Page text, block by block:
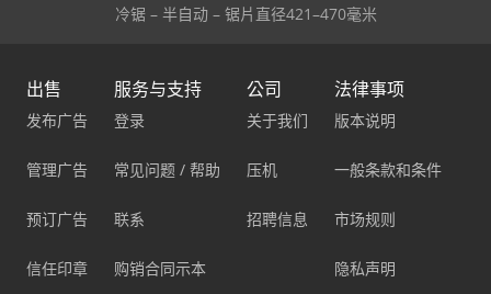
冷锯 – 半自动 – 锯片直径421–470毫米
出售
发布广告
管理广告
预订广告
信任印章
服务与支持
登录
常见问题 / 帮助
联系
购销合同示本
公司
关于我们
压机
招聘信息
法律事项
版本说明
一般条款和条件
市场规则
隐私声明